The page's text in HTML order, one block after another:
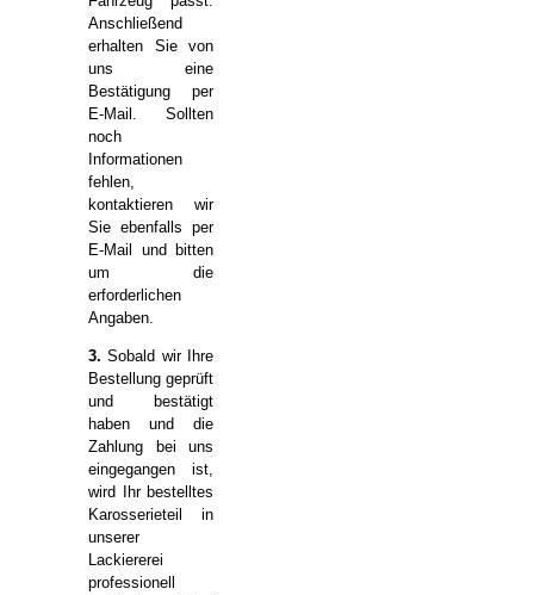
Anschließend
erhalten Sie von
uns eine
Bestätigung per
E-Mail. Sollten
noch
Informationen
fehlen,
kontaktieren wir
Sie ebenfalls per
E-Mail und bitten
um die
erforderlichen
Angaben.
3. Sobald wir Ihre
Bestellung geprüft
und bestätigt
haben und die
Zahlung bei uns
eingegangen ist,
wird Ihr bestelltes
Karosserieteil in
unserer
Lackiererei
professionell